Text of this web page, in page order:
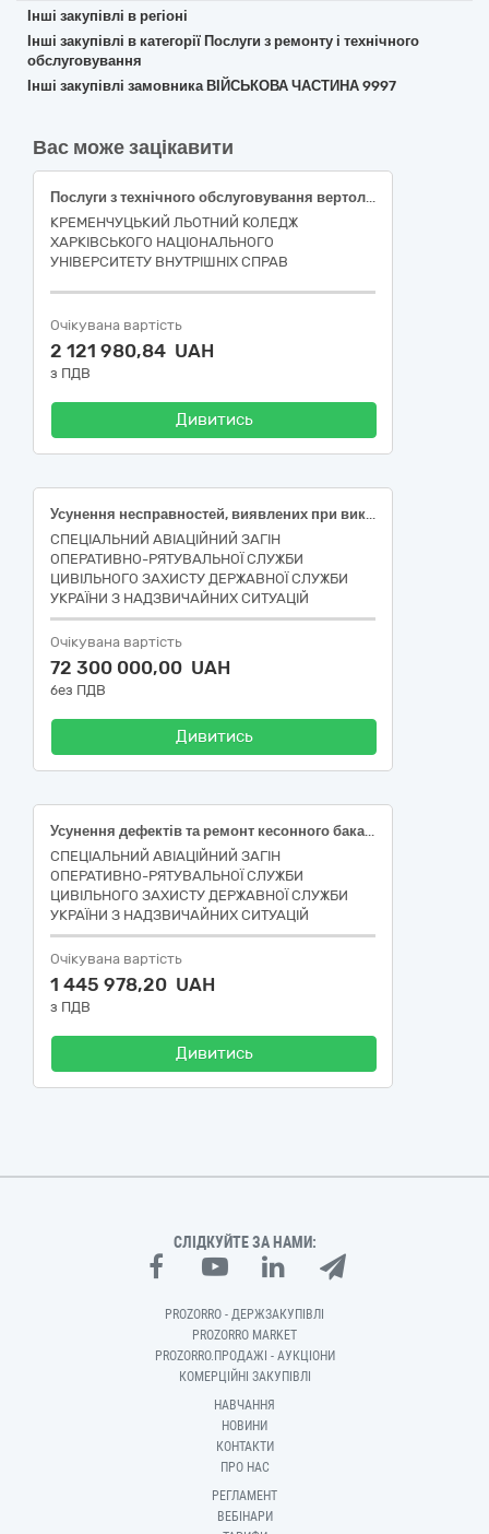
Інші закупівлі в регіоні
Інші закупівлі в категорії Послуги з ремонту і технічного
обслуговування
Інші закупівлі замовника ВІЙСЬКОВА ЧАСТИНА 9997
Вас може зацікавити
Послуги з технічного обслуговування вертольотів типу Н125 (AS 350 B3) із заводськими номерами 8788 (бортовий номер 63) та 8801 (бортовий номер 64) та їхніх компонентів при запланованому нальоті на один вертоліт 350 годин (2 лоти). ЛОТ 1. Послуги з технічного обслуговування вертольотів типу Н125 (AS 350 B3) із заводськими номерами 8788 (бортовий номер 63) та їхніх компонентів при запланованому нальоті 350 годин. ЛОТ 2. Послуги з технічного обслуговування вертольотів типу Н125 (AS 350 B3) із заводськими номерами 8801 (бортовий номер 64) та їхніх компонентів при запланованому нальоті 350 годин.
КРЕМЕНЧУЦЬКИЙ ЛЬОТНИЙ КОЛЕДЖ
ХАРКІВСЬКОГО НАЦІОНАЛЬНОГО
УНІВЕРСИТЕТУ ВНУТРІШНІХ СПРАВ
Очікувана вартість
2 121 980,84 UAH
з ПДВ
Дивитись
Усунення несправностей, виявлених при виконанні Базової інспекції після 3 років/ 1200 годин експлуатації та технічного обслуговування вертольоту H225 s/n 2747.
СПЕЦІАЛЬНИЙ АВІАЦІЙНИЙ ЗАГІН
ОПЕРАТИВНО-РЯТУВАЛЬНОЇ СЛУЖБИ
ЦИВІЛЬНОГО ЗАХИСТУ ДЕРЖАВНОЇ СЛУЖБИ
УКРАЇНИ З НАДЗВИЧАЙНИХ СИТУАЦІЙ
Очікувана вартість
72 300 000,00 UAH
без ПДВ
Дивитись
Усунення дефектів та ремонт кесонного бака на літаку Ан-32П із серійним номером 3608 (бортовим номером 31).
СПЕЦІАЛЬНИЙ АВІАЦІЙНИЙ ЗАГІН
ОПЕРАТИВНО-РЯТУВАЛЬНОЇ СЛУЖБИ
ЦИВІЛЬНОГО ЗАХИСТУ ДЕРЖАВНОЇ СЛУЖБИ
УКРАЇНИ З НАДЗВИЧАЙНИХ СИТУАЦІЙ
Очікувана вартість
1 445 978,20 UAH
з ПДВ
Дивитись
СЛІДКУЙТЕ ЗА НАМИ:
PROZORRO - ДЕРЖЗАКУПІВЛІ
PROZORRO MARKET
PROZORRO.ПРОДАЖІ - АУКЦІОНИ
КОМЕРЦІЙНІ ЗАКУПІВЛІ
НАВЧАННЯ
НОВИНИ
КОНТАКТИ
ПРО НАС
РЕГЛАМЕНТ
ВЕБІНАРИ